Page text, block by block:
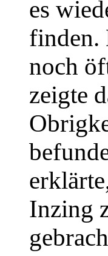
es
finden.
noch
zeigte
Inzing